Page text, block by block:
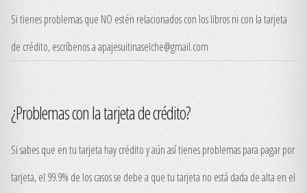
Si tienes problemas que NO estén relacionados con los libros ni con la tarjeta
de crédito, escríbenos a apajesuitinaselche@gmail.com
¿Problemas con la tarjeta de crédito?
Si sabes que en tu tarjeta hay crédito y aún así tienes problemas para pagar por
tarjeta, el 99.9% de los casos se debe a que tu tarjeta no está dada de alta en el